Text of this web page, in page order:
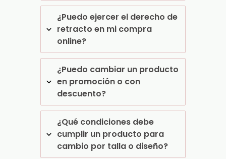
¿Puedo ejercer el derecho de
retracto en mi compra
online?
¿Puedo cambiar un producto
en promoción o con
descuento?
¿Qué condiciones debe
cumplir un producto para
cambio por talla o diseño?